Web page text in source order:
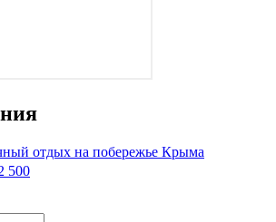
отдых на побережье Крыма
500